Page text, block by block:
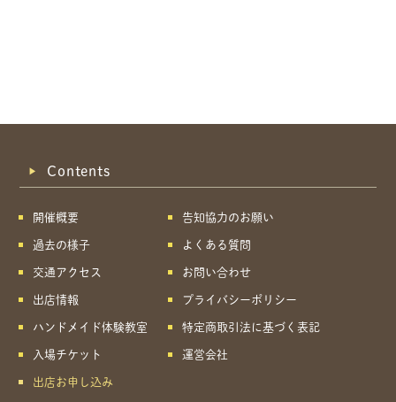
Contents
開催概要
過去の様子
交通アクセス
出店情報
ハンドメイド体験教室
入場チケット
出店お申し込み
告知協力のお願い
よくある質問
お問い合わせ
プライバシーポリシー
特定商取引法に基づく表記
運営会社